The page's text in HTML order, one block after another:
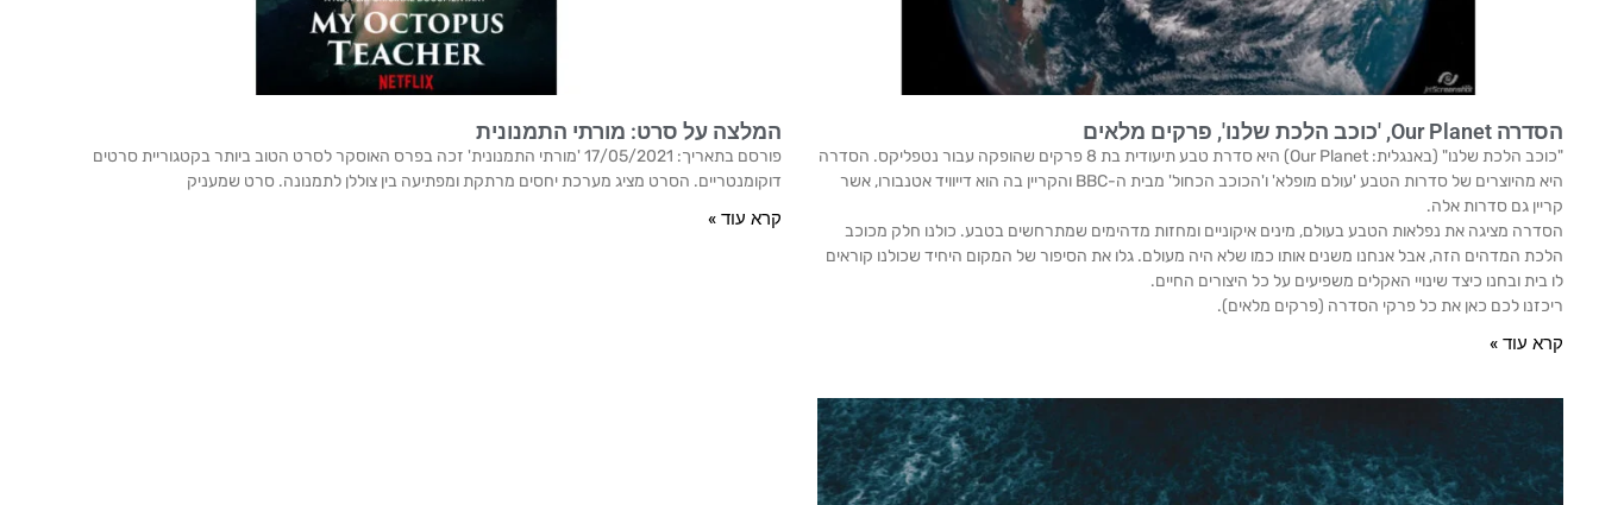
הסדרה Our Planet, 'כוכב הלכת שלנו', פרקים מלאים
"כוכב הלכת שלנו" (באנגלית: Our Planet) היא סדרת טבע תיעודית בת 8 פרקים שהופקה עבור נטפליקס. הסדרה
היא מהיוצרים של סדרות הטבע 'עולם מופלא' ו'הכוכב הכחול' מבית ה-BBC והקריין בה הוא דייוויד אטנבורו, אשר
קריין גם סדרות אלה.
הסדרה מציגה את נפלאות הטבע בעולם, מינים איקוניים ומחזות מדהימים שמתרחשים בטבע. כולנו חלק מכוכב
הלכת המדהים הזה, אבל אנחנו משנים אותו כמו שלא היה מעולם. גלו את הסיפור של המקום היחיד שכולנו קוראים
לו בית ובחנו כיצד שינויי האקלים משפיעים על כל היצורים החיים.
ריכזנו לכם כאן את כל פרקי הסדרה (פרקים מלאים).
קרא עוד »
המלצה על סרט: מורתי התמנונית
פורסם בתאריך: 17/05/2021 'מורתי התמנונית' זכה בפרס האוסקר לסרט הטוב ביותר בקטגוריית סרטים
דוקומנטריים. הסרט מציג מערכת יחסים מרתקת ומפתיעה בין צוללן לתמנונה. סרט שמעניק
קרא עוד »